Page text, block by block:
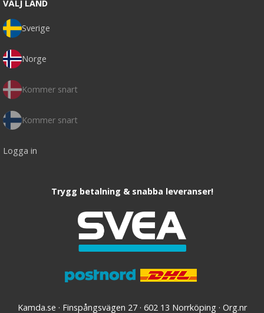
VÄLJ LAND
Sverige
Norge
Kommer snart
Kommer snart
Logga in
Trygg betalning & snabba leveranser!
Kamda.se · Finspångsvägen 27 · 602 13 Norrköping · Org.nr